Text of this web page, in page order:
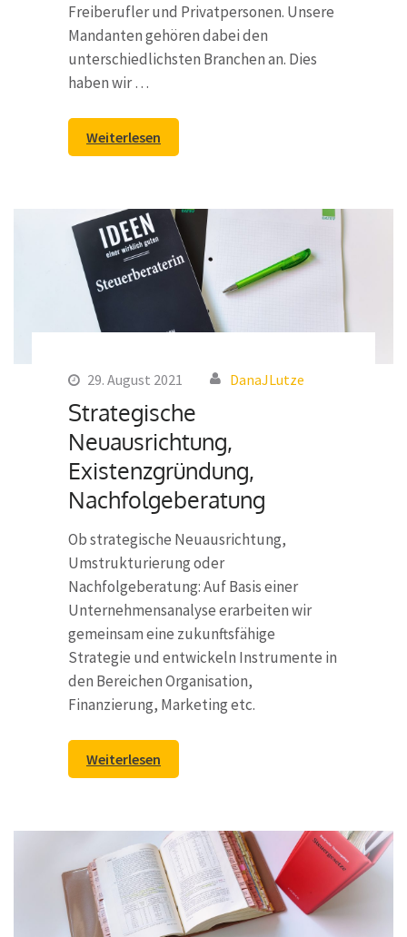
Freiberufler und Privatpersonen. Unsere
Mandanten gehören dabei den
unterschiedlichsten Branchen an. Dies
haben wir …
Weiterlesen
29. August 2021 DanaJLutze
Strategische
Neuausrichtung,
Existenzgründung,
Nachfolgeberatung
Ob strategische Neuausrichtung,
Umstrukturierung oder
Nachfolgeberatung: Auf Basis einer
Unternehmensanalyse erarbeiten wir
gemeinsam eine zukunftsfähige
Strategie und entwickeln Instrumente in
den Bereichen Organisation,
Finanzierung, Marketing etc.
Weiterlesen